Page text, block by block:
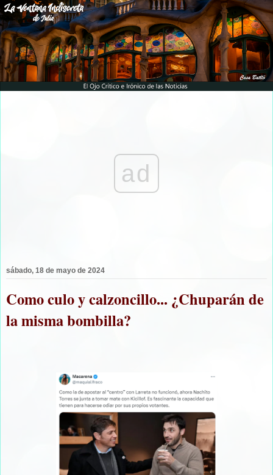
ad
sábado, 18 de mayo de 2024
Como culo y calzoncillo... ¿Chuparán de
la misma bombilla?